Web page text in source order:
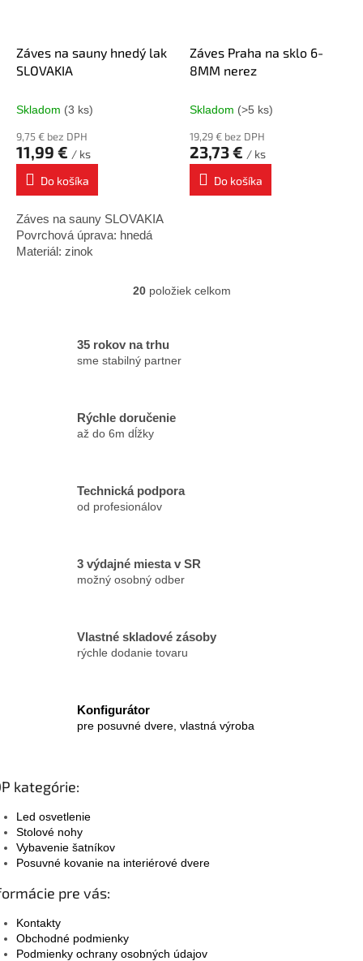
Záves na sauny hnedý lak
SLOVAKIA
Skladom (3 ks)
9,75 € bez DPH
11,99 € / ks
Do košíka
Záves na sauny SLOVAKIA
Povrchová úprava: hnedá
Materiál: zinok
Záves Praha na sklo 6-
8MM nerez
Skladom (>5 ks)
19,29 € bez DPH
23,73 € / ks
Do košíka
O
d
y
i
s
20položiek celkom
35 rokov na trhu
sme stabilný partner
Rýchle doručenie
až do 6m dĺžky
Technická podpora
od profesionálov
3 výdajné miesta v SR
možný osobný odber
Vlastné skladové zásoby
rýchle dodanie tovaru
Konfigurátor
pre posuvné dvere, vlastná výroba
kategórie:
Led osvetlenie
Stolové nohy
Vybavenie šatníkov
Posuvné kovanie na interiérové dvere
pre vás:
Kontakty
Obchodné podmienky
Podmienky ochrany osobných údajov